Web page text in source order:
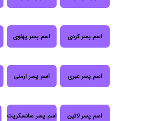
اسم پسر کردی اسم پسر پهلوی
اسم پسر عبری اسم پسر ارمنی
اسم پسر لاتین اسم پسر سانسکریت